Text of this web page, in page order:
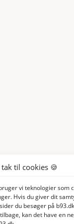
tak til cookies 🍪
vi teknologier som
Hvis du giver dit
du besøger på
kan det have en